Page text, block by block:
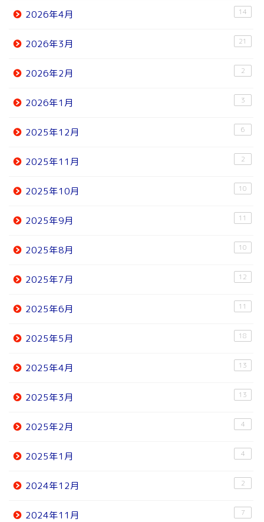
2026年4月 14
2026年3月 21
2026年2月 2
2026年1月 3
2025年12月 6
2025年11月 2
2025年10月 10
2025年9月 11
2025年8月 10
2025年7月 12
2025年6月 11
2025年5月 18
2025年4月 13
2025年3月 13
2025年2月 4
2025年1月 4
2024年12月 2
2024年11月 7